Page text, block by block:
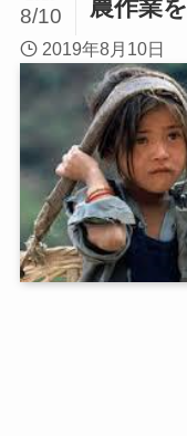
農作業を
8/10
2019年8月10日